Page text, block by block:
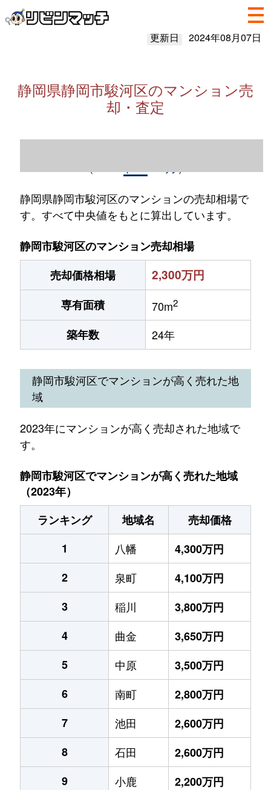
更新日 2024年08月07日
静岡県静岡市駿河区のマンション売
却・査定
静岡県静岡市駿河区のマンションの売却相場で
す。すべて中央値をもとに算出しています。
静岡市駿河区のマンション売却相場
売却価格相場
2,300万円
専有面積 70m2
築年数 24年
静岡市駿河区でマンションが高く売れた地
域
2023年にマンションが高く売却された地域で
す。
静岡市駿河区でマンションが高く売れた地域
（2023年）
ランキング
地域名
売却価格
1
八幡
4,300万円
2
泉町
4,100万円
3
稲川
3,800万円
4
曲金
3,650万円
5
中原
3,500万円
6
南町
2,800万円
7
池田
2,600万円
8
石田
2,600万円
9
小鹿
2,200万円